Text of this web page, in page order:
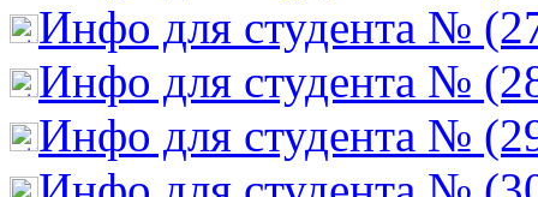
Инфо для студента №
Инфо для студента №
Инфо для студента №